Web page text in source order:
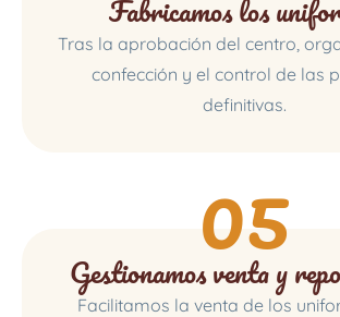
Fabricamos los
Tras la aprobación del centro,
confección y el control de las
definitivas.
05
Gestionamos venta y
Facilitamos la venta de los